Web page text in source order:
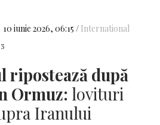
10 iunie 2026, 06:15 International
ripostează după
Ormuz: lovituri
Iranului